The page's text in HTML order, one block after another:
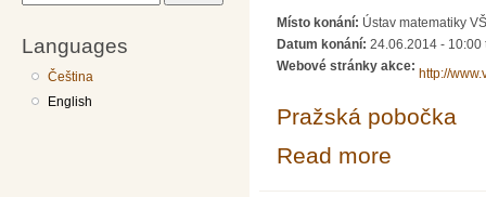
Languages
Čeština
English
Místo konání: Ústav matematiky
Datum konání: 24.06.2014 - 10:00
Webové stránky akce:
http://
Pražská pobočka
Read more